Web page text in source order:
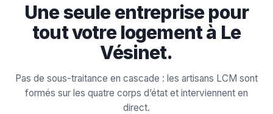
Une seule entreprise pour
tout votre logement à Le
Vésinet.
Pas de sous-traitance en cascade : les artisans LCM sont
formés sur les quatre corps d’état et interviennent en
direct.